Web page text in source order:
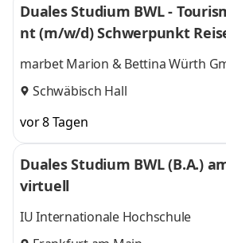
Duales Studium BWL -
nt (m/w/d) Schwerpunkt
eisevertrieb
marbet Marion & Bettina Würth
Co. KG
Schwäbisch Hall
vor 8 Tagen
Duales Studium BWL (B.A.)
virtuell
IU Internationale Hochschule